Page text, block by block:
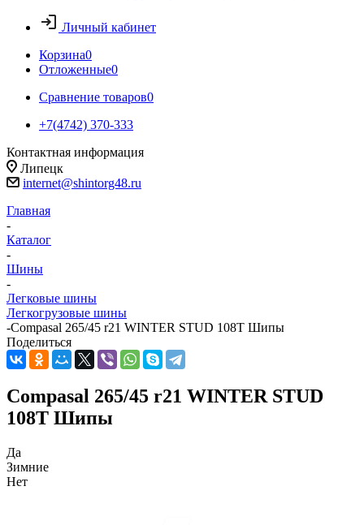
Личный кабинет
Корзина0
Отложенные0
Сравнение товаров0
+7(4742) 370-333
Контактная информация
Липецк
internet@shintorg48.ru
Главная
-
Каталог
-
Шины
-
Легковые шины
Легкогрузовые шины
-Compasal 265/45 r21 WINTER STUD 108T Шипы
Поделиться
Compasal 265/45 r21 WINTER STUD
108T Шипы
Да
Зимние
Нет